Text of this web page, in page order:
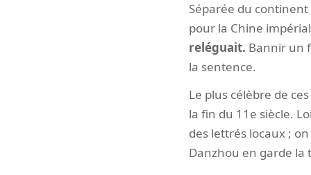
Séparée du
pour la Chine
reléguait. Bannir un
la sentence.
Le plus célèbre de
la fin du 11e siècle.
des lettrés locaux ;
Danzhou en garde la